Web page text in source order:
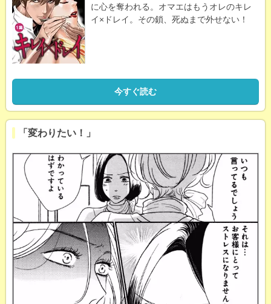
に心を奪われる。オマエはもうオレのキレ
イ×ドレイ。その鎖、死ぬまで外せない！
今すぐ読む
「変わりたい！」